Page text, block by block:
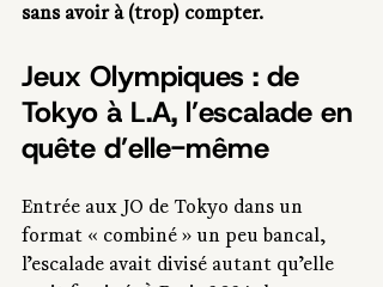
sans avoir à (trop) compter.
Jeux Olympiques : de
Tokyo à L.A, l’escalade en
quête d’elle-même
Entrée aux JO de Tokyo dans un
format « combiné » un peu bancal,
l’escalade avait divisé autant qu’elle